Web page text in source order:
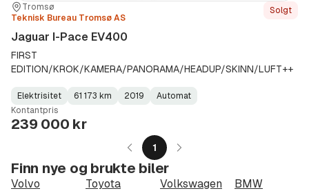
Sted:Tromsø
Forhandler:
Teknisk Bureau Tromsø AS
Solgt
Jaguar I-Pace EV400
FIRST
EDITION/KROK/KAMERA/PANORAMA/HEADUP/SKINN/LUFT++
Fuel
Type:
Elektrisitet
Kilometerstand:
61 173 km
Model
Year:
2019
Gearbox
Type:
Automat
Kontantpris
239 000 kr
1
Finn nye og brukte biler
Volvo Toyota Volkswagen
BMW